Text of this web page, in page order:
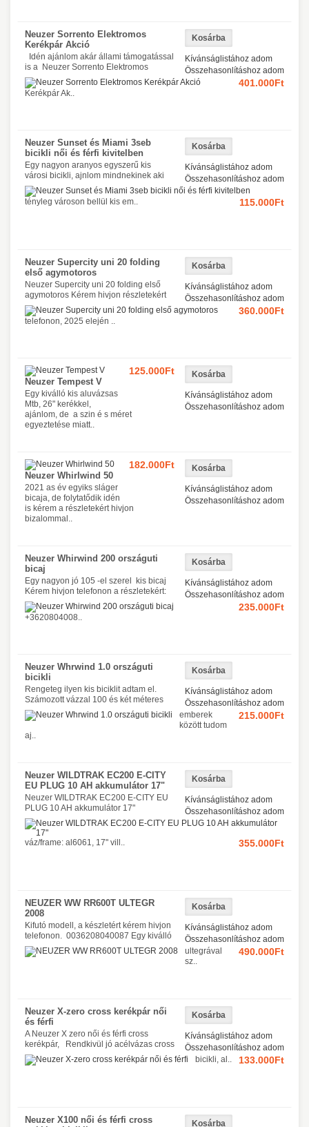
Kívánságlistához adom
Összehasonlításhoz adom
401.000Ft
Neuzer Sorrento Elektromos
Kerékpár Akció
Idén ajánlom akár állami támogatással
is a Neuzer Sorrento Elektromos
Kerékpár Ak..
Kívánságlistához adom
Összehasonlításhoz adom
115.000Ft
Neuzer Sunset és Miami 3seb
bicikli női és férfi kivitelben
Egy nagyon aranyos egyszerű kis
városi bicikli, ajnlom mindnekinek aki
tényleg városon bellül kis em..
Kívánságlistához adom
Összehasonlításhoz adom
360.000Ft
Neuzer Supercity uni 20 folding
első agymotoros
Neuzer Supercity uni 20 folding első
agymotoros Kérem hivjon részletekért
telefonon, 2025 elején ..
Kívánságlistához adom
Összehasonlításhoz adom
125.000Ft
Neuzer Tempest V
Egy kiválló kis aluvázsas
Mtb, 26" kerékkel,
ajánlom, de a szin é s méret
egyeztetése miatt..
Kívánságlistához adom
Összehasonlításhoz adom
182.000Ft
Neuzer Whirlwind 50
2021 as év egyiks sláger
bicaja, de folytatődik idén
is kérem a részletekért hivjon
bizalommal..
Kívánságlistához adom
Összehasonlításhoz adom
235.000Ft
Neuzer Whirwind 200 országuti
bicaj
Egy nagyon jó 105 -el szerel kis bicaj
Kérem hivjon telefonon a részletekért:
+3620804008..
Kívánságlistához adom
Összehasonlításhoz adom
215.000Ft
Neuzer Whrwind 1.0 országuti
bicikli
Rengeteg ilyen kis biciklit adtam el.
Számozott vázzal 100 és két méteres
emberek
között tudom
aj..
Kívánságlistához adom
Összehasonlításhoz adom
355.000Ft
Neuzer WILDTRAK EC200 E-CITY
EU PLUG 10 AH akkumulátor 17"
Neuzer WILDTRAK EC200 E-CITY EU
PLUG 10 AH akkumulátor 17"
váz/frame: al6061, 17" vill..
Kívánságlistához adom
Összehasonlításhoz adom
490.000Ft
NEUZER WW RR600T ULTEGR
2008
Kifutó modell, a készletért kérem hivjon
telefonon. 0036208040087 Egy kiválló
ultegrával
sz..
Kívánságlistához adom
Összehasonlításhoz adom
133.000Ft
Neuzer X-zero cross kerékpár női
és férfi
A Neuzer X zero női és férfi cross
kerékpár, Rendkivül jó acélvázas cross
bicikli, al..
Neuzer X100 női és férfi cross